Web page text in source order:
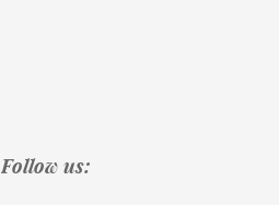
Follow us: